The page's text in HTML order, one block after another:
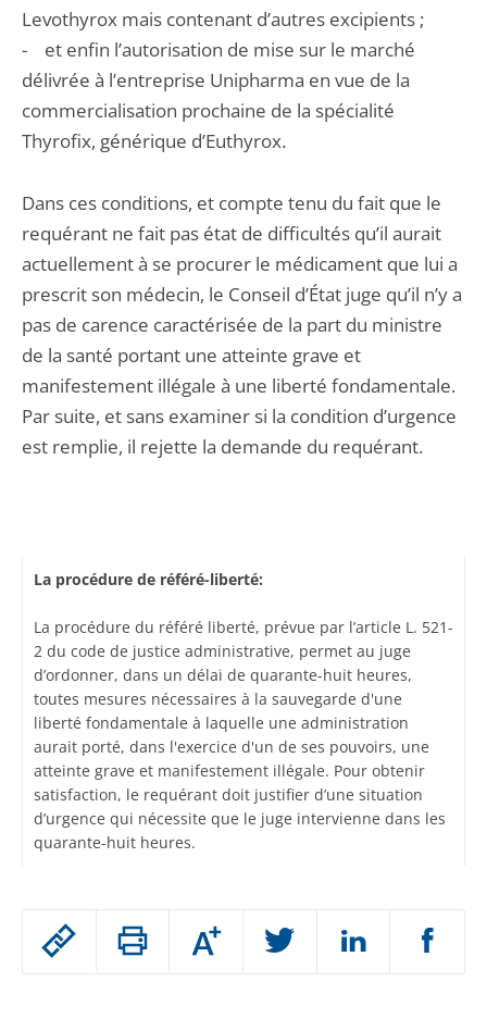
Passer
Augmenter
ou
Levothyrox mais contenant d’autres excipients ;
- et enfin l’autorisation de mise sur le marché
délivrée à l’entreprise Unipharma en vue de la
commercialisation prochaine de la spécialité
Thyrofix, générique d’Euthyrox.
Dans ces conditions, et compte tenu du fait que le
requérant ne fait pas état de difficultés qu’il aurait
actuellement à se procurer le médicament que lui a
prescrit son médecin, le Conseil d’État juge qu’il n’y a
pas de carence caractérisée de la part du ministre
de la santé portant une atteinte grave et
manifestement illégale à une liberté fondamentale.
Par suite, et sans examiner si la condition d’urgence
est remplie, il rejette la demande du requérant.
La procédure de référé-liberté:
La procédure du référé liberté, prévue par l’article L. 521-
2 du code de justice administrative, permet au juge
d’ordonner, dans un délai de quarante-huit heures,
toutes mesures nécessaires à la sauvegarde d'une
liberté fondamentale à laquelle une administration
aurait porté, dans l'exercice d'un de ses pouvoirs, une
atteinte grave et manifestement illégale. Pour obtenir
satisfaction, le requérant doit justifier d’une situation
d’urgence qui nécessite que le juge intervienne dans les
quarante-huit heures.